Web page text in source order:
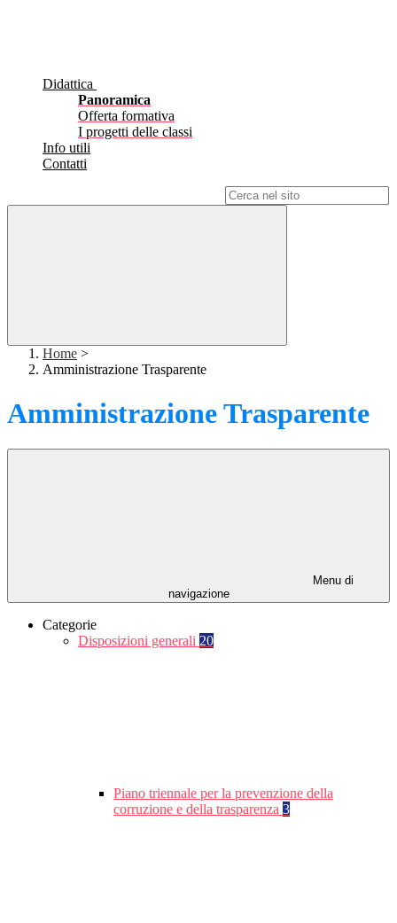
Didattica
Panoramica
Offerta formativa
I progetti delle classi
Info utili
Contatti
Home >
Amministrazione Trasparente
Amministrazione Trasparente
Menu di
navigazione
Categorie
Disposizioni generali 20
Piano triennale per la prevenzione della
corruzione e della trasparenza 3